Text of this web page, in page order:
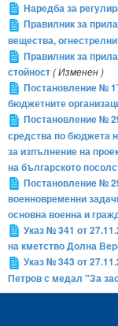
Наредба за
Правилник за
вещества,
Правилник за
стойност( Изменен )
Постановление №
бюджетните
Постановление №
средства по бюджета
за изпълнение на
на българското
Постановление №
военновременни
основна военна и
Указ № 341 от
на кметство Долна
Указ № 343 от
Петров с медал "За